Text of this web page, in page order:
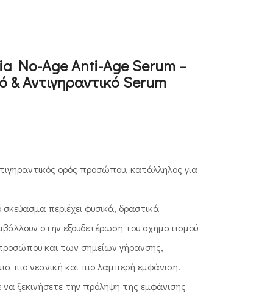
No-Age Anti-Age Serum –
& Αντιγηραντικό Serum
ορός προσώπου, κατάλληλος για
περιέχει φυσικά, δραστικά
στην εξουδετέρωση του σχηματισμού
και των σημείων γήρανσης,
πιο νεανική και πιο λαμπερή εμφάνιση.
να ξεκινήσετε την πρόληψη της εμφάνισης